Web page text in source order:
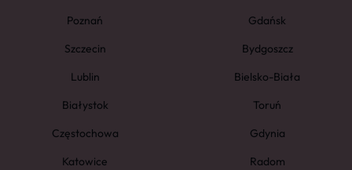
Poznań
Gdańsk
Szczecin
Bydgoszcz
Lublin
Bielsko-Biała
Białystok
Toruń
Częstochowa
Gdynia
Katowice
Radom